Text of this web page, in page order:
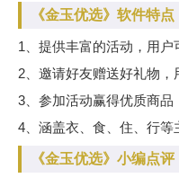
《金玉优选》软件特点
1、提供丰富的活动，用
2、邀请好友赠送好礼物
3、参加活动赢得优质商
4、涵盖衣、食、住、行
《金玉优选》小编点评